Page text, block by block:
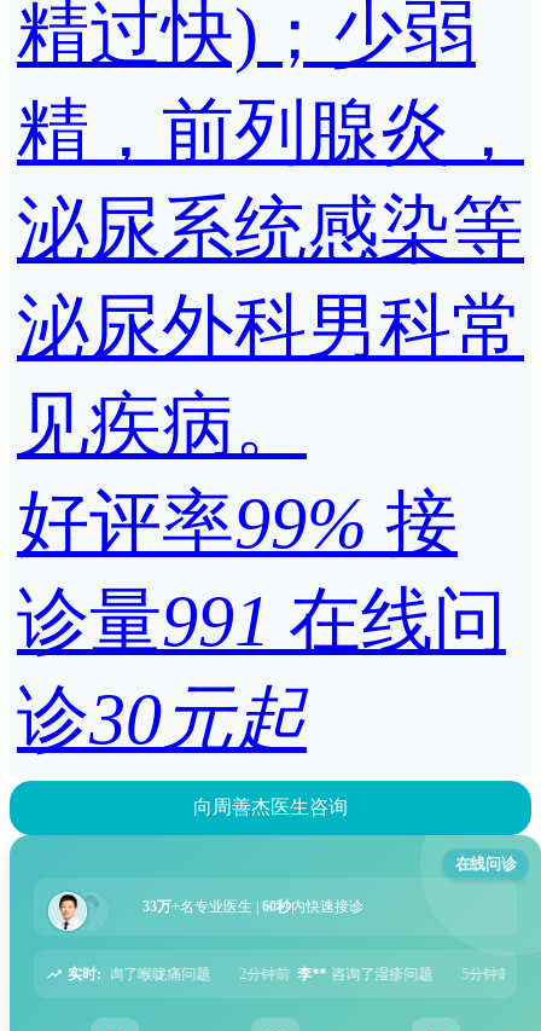
精过快)；少弱
精，前列腺炎，
泌尿系统感染等
泌尿外科男科常
见疾病。
好评率99% 接
诊量991 在线问
诊30元起
向周善杰医生咨询
在线问诊
33万+名专业医生 | 60秒内快速接诊
实时:
2分钟前 李** 咨询了湿疹问题 5分钟前 张** 咨询了过敏性鼻炎问题 6分